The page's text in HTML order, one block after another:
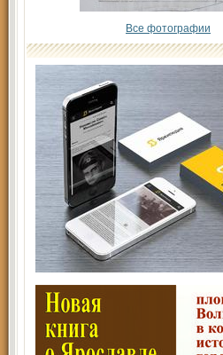
Все фотографии